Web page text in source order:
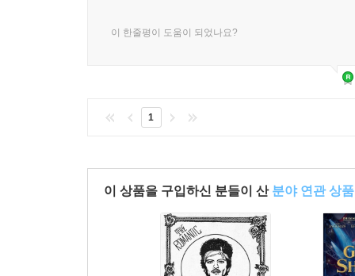
이 한줄평이 도움이 되었나요?
1
이 상품을 구입하신 분들이 산 분야 연관 상품